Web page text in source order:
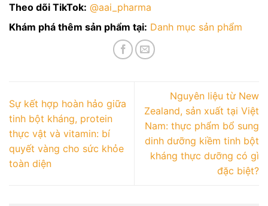
Theo dõi TikTok: @aai_pharma
Khám phá thêm sản phẩm tại: Danh mục sản phẩm
Sự kết hợp hoàn hảo giữa
tinh bột kháng, protein
thực vật và vitamin: bí
quyết vàng cho sức khỏe
toàn diện
Nguyên liệu từ New
Zealand, sản xuất tại Việt
Nam: thực phẩm bổ sung
dinh dưỡng kiềm tinh bột
kháng thực dưỡng có gì
đặc biệt?